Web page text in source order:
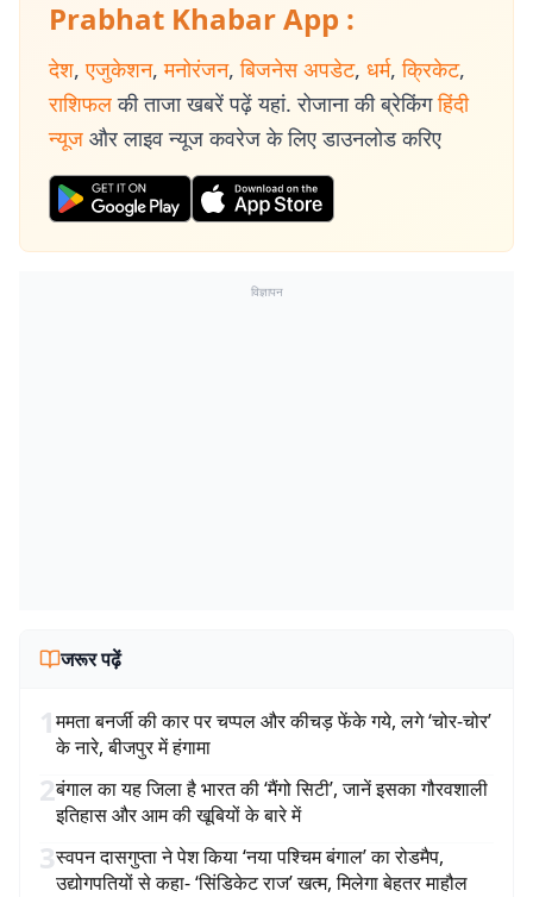
Prabhat Khabar App :
देश, एजुकेशन, मनोरंजन, बिजनेस अपडेट, धर्म, क्रिकेट,
राशिफल की ताजा खबरें पढ़ें यहां. रोजाना की ब्रेकिंग हिंदी
न्यूज और लाइव न्यूज कवरेज के लिए डाउनलोड करिए
विज्ञापन
जरूर पढ़ें
1ममता बनर्जी की कार पर चप्पल और कीचड़ फेंके गये, लगे ‘चोर-चोर’
के नारे, बीजपुर में हंगामा
2बंगाल का यह जिला है भारत की ‘मैंगो सिटी’, जानें इसका गौरवशाली
इतिहास और आम की खूबियों के बारे में
3स्वपन दासगुप्ता ने पेश किया ‘नया पश्चिम बंगाल’ का रोडमैप,
उद्योगपतियों से कहा- ‘सिंडिकेट राज’ खत्म, मिलेगा बेहतर माहौल